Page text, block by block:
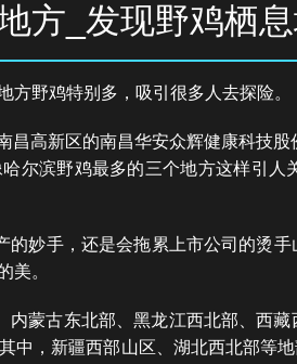
方_发现野鸡栖
方野鸡特别多，吸引很多人去探险。
高新区的南昌华安众辉健康科技
尔滨野鸡最多的三个地方这样引
的妙手，还是会拖累上市公司的烫
美。
蒙古东北部、黑龙江西北部、西
中，新疆西部山区、湖北西北部等